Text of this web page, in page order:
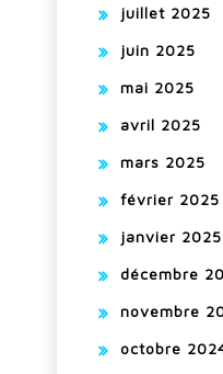
juillet 2025
juin 2025
mai 2025
avril 2025
mars 2025
février 2025
janvier 2025
décembre
novembre
octobre